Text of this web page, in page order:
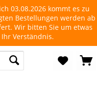
03.08.2026 kommt es zu
Bestellungen werden ab
Wir bitten Sie um etwas
Verständnis.